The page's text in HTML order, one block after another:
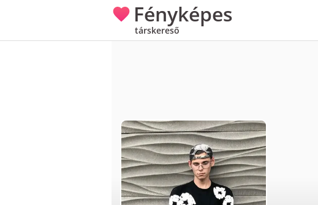
Fényképes
társkereső